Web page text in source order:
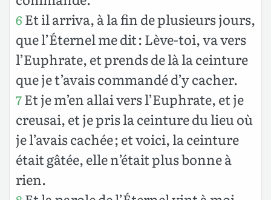
6 Et il arriva, à la fin de plusieurs jours,
que l’Éternel me dit : Lève-toi, va vers
l’Euphrate, et prends de là la ceinture
que je t’avais commandé d’y cacher.
7Et je m’en allai vers l’Euphrate, et je
creusai, et je pris la ceinture du lieu où
je l’avais cachée ; et voici, la ceinture
était gâtée, elle n’était plus bonne à
rien.